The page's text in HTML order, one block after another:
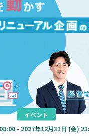
イベント
- 2027年12月31日 (金)